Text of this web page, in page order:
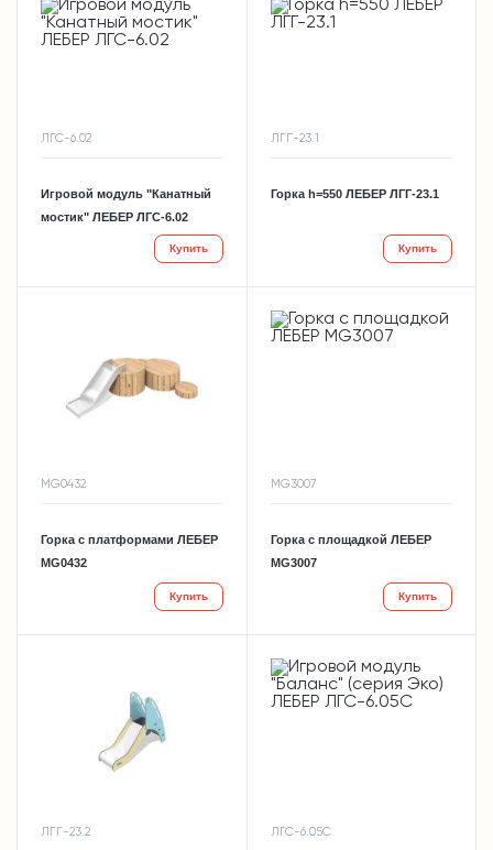
ЛГС-6.02
Игровой модуль "Канатный
мостик" ЛЕБЕР ЛГС-6.02
Купить
ЛГГ-23.1
Горка h=550 ЛЕБЕР ЛГГ-23.1
Купить
MG0432
Горка с платформами ЛЕБЕР
MG0432
Купить
MG3007
Горка с площадкой ЛЕБЕР
MG3007
Купить
ЛГГ-23.2 ЛГС-6.05С